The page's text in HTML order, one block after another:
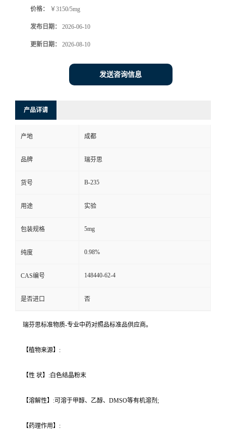
式
价格： ￥3150/5mg
发布日期： 2026-06-10
更新日期： 2026-08-10
发送咨询信息
产品详请
产地 成都
品牌 瑞芬思
货号 B-235
用途 实验
包装规格 5mg
纯度 0.98%
CAS编号 148440-62-4
是否进口 否
瑞芬思标准物质-专业中药对照品标准品供应商。
【植物来源】:
【性 状】:白色结晶粉末
【溶解性】:可溶于甲醇、乙醇、DMSO等有机溶剂;
【药理作用】: